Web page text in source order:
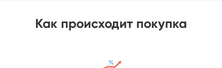
Как происходит покупка